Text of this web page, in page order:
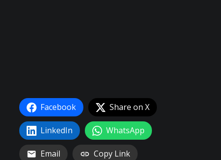
Facebook Share on X
LinkedIn WhatsApp
Email Copy Link